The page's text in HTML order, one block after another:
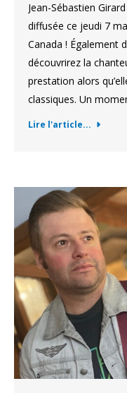
Jean-Sébastien
diffusée ce jeudi 7
Canada ! Également
découvrirez la
prestation alors
classiques. Un
Lire l'article...